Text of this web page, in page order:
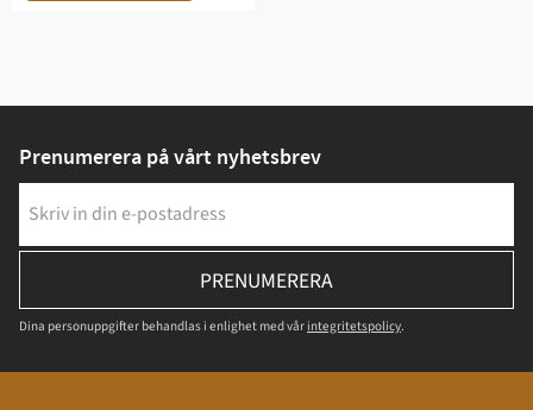
Prenumerera på vårt nyhetsbrev
PRENUMERERA
Dina personuppgifter behandlas i enlighet med vår integritetspolicy.